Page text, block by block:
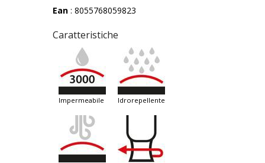
Ean : 8055768059823
Caratteristiche
impermeabile idrorepellente